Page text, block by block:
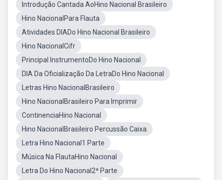
Introdução Cantada AoHino Nacional Brasileiro
Hino NacionalPara Flauta
Atividades DIADo Hino Nacional Brasileiro
Hino NacionalCifr
Principal InstrumentoDo Hino Nacional
DIA Da Oficialização Da LetraDo Hino Nacional
Letras Hino NacionalBrasileiro
Hino NacionalBrasileiro Para Imprimir
ContinenciaHino Nacional
Hino NacionalBrasileiro Percussão Caixa
Letra Hino Nacional1 Parte
Música Na FlautaHino Nacional
Letra Do Hino Nacional2ª Parte